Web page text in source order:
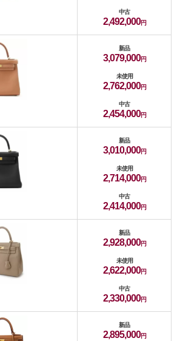
中古
2,492,000
新品
3,079,000
未使用
2,762,000
中古
2,454,000
新品
3,010,000
未使用
2,714,000
中古
2,414,000
新品
2,928,000
未使用
2,622,000
中古
2,330,000
新品
2,895,000